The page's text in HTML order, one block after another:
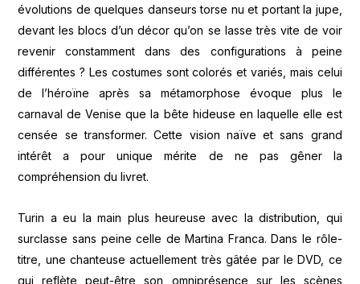
évolutions de quelques danseurs torse nu et portant la jupe,
devant les blocs d’un décor qu’on se lasse très vite de voir
revenir constamment dans des configurations à peine
différentes ? Les costumes sont colorés et variés, mais celui
de l’héroïne après sa métamorphose évoque plus le
carnaval de Venise que la bête hideuse en laquelle elle est
censée se transformer. Cette vision naïve et sans grand
intérêt a pour unique mérite de ne pas gêner la
compréhension du livret.
Turin a eu la main plus heureuse avec la distribution, qui
surclasse sans peine celle de Martina Franca. Dans le rôle-
titre, une chanteuse actuellement très gâtée par le DVD, ce
qui reflète peut-être son omniprésence sur les scènes